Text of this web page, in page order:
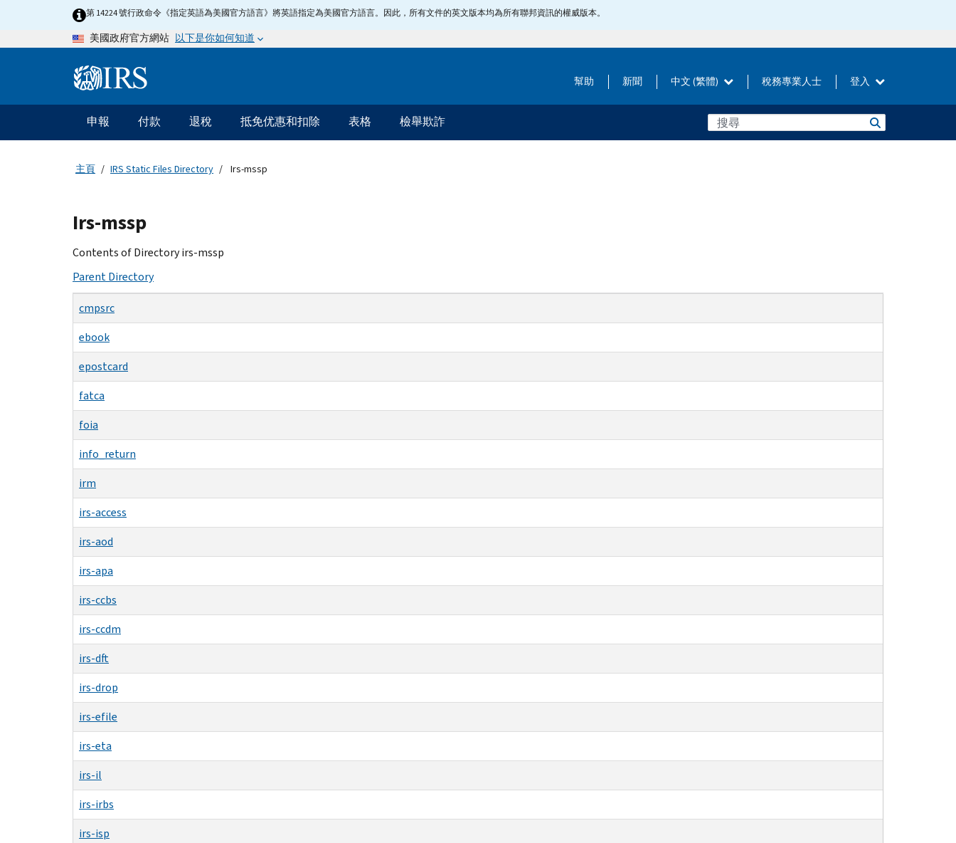
第 14224 號行政命令《指定英語為美國官方語言》將英語指定為美國官方語言。因此，所有文件的英文版本均為所有聯邦資訊的權威版本。
美國政府官方網站 以下是你如何知道
Information 幫助 新聞 中文 (繁體) 稅務專業人士 登入
主
要
導
申報 付款 退稅 抵免优惠和扣除 表格 檢舉欺詐
主頁 IRS Static Files Directory Irs-mssp
Beginning
of
main
Irs-mssp
Contents of Directory irs-mssp
Parent Directory
cmpsrc
ebook
epostcard
fatca
foia
info_return
irm
irs-access
irs-aod
irs-apa
irs-ccbs
irs-ccdm
irs-dft
irs-drop
irs-efile
irs-eta
irs-il
irs-irbs
irs-isp